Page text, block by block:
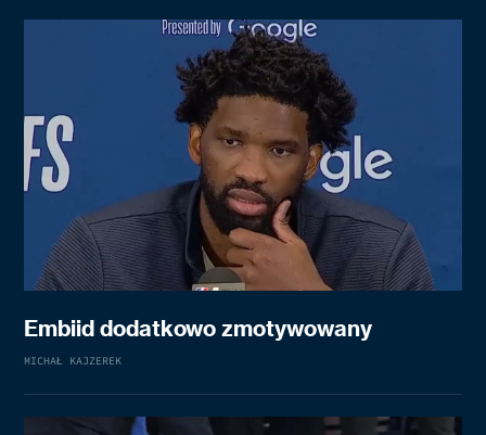
Embiid dodatkowo zmotywowany
MICHAŁ KAJZEREK